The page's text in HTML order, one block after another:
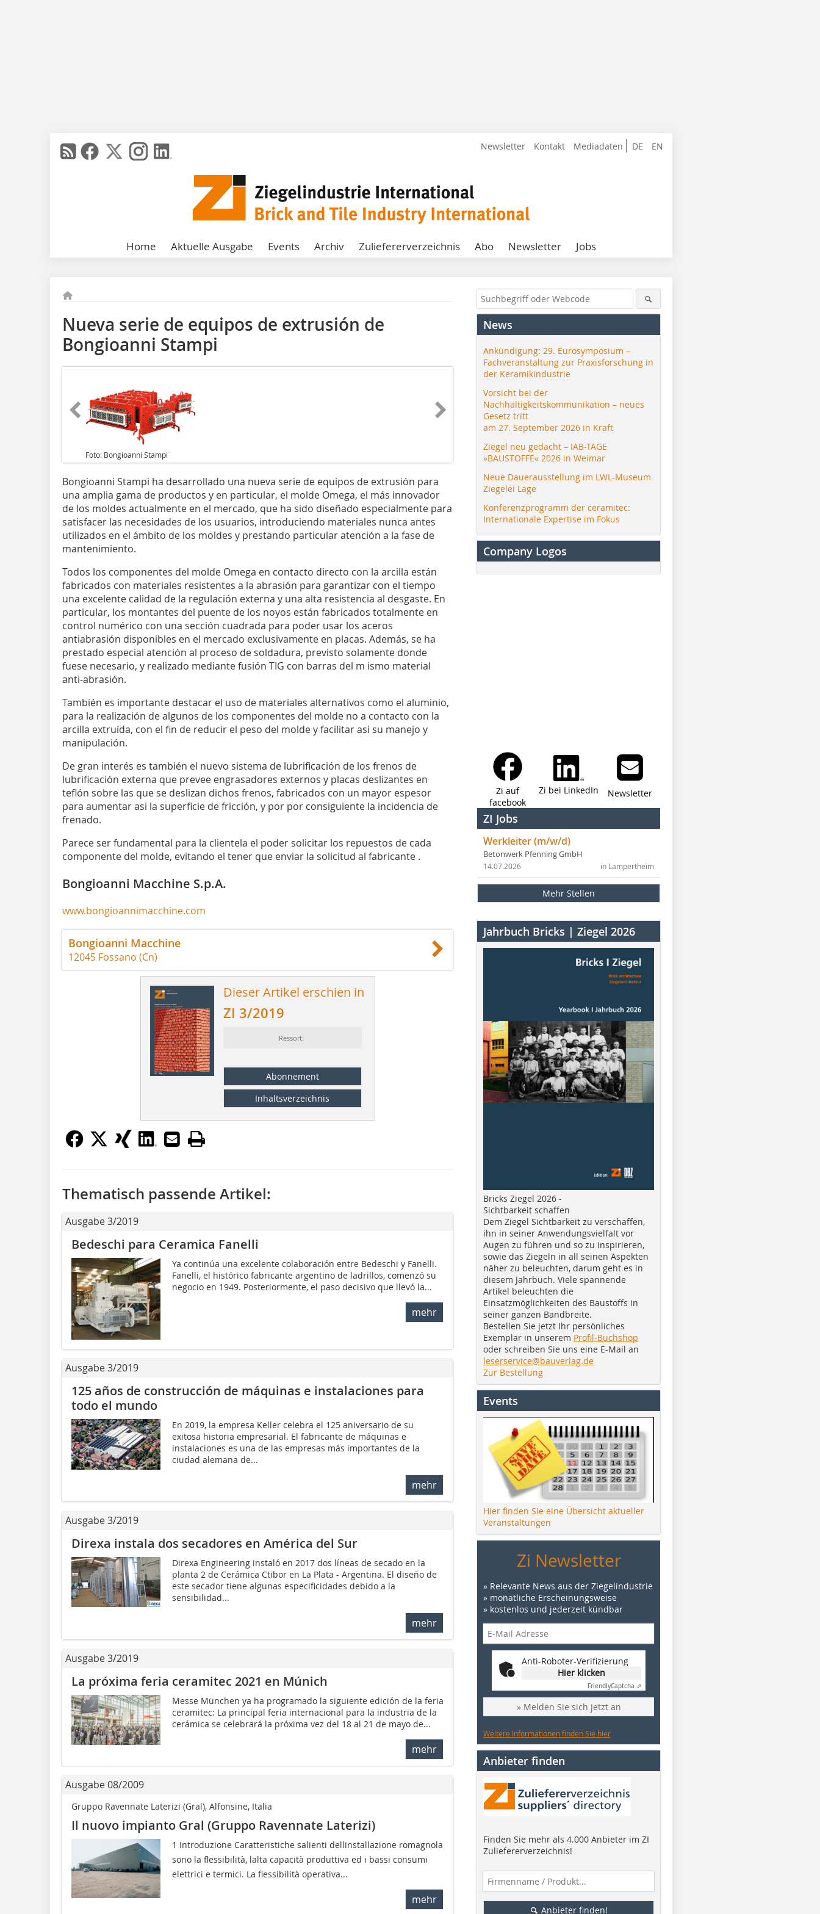
DE EN
Newsletter Kontakt Mediadaten
Home Aktuelle Ausgabe Events Archiv Zuliefererverzeichnis Abo Newsletter Jobs
Nueva serie de equipos de extrusión de
Bongioanni Stampi
Foto: Bongioanni Stampi
Bongioanni Stampi ha desarrollado una nueva serie de equipos de extrusión para
una amplia gama de productos y en particular, el molde Omega, el más innovador
de los moldes actualmente en el mercado, que ha sido diseñado especialmente para
satisfacer las necesidades de los usuarios, introduciendo materiales nunca antes
utilizados en el ámbito de los moldes y prestando particular atención a la fase de
mantenimiento.
Todos los componentes del molde Omega en contacto directo con la arcilla están
fabricados con materiales resistentes a la abrasión para garantizar con el tiempo
una excelente calidad de la regulación externa y una alta resistencia al desgaste. En
particular, los montantes del puente de los noyos están fabricados totalmente en
control numérico con una sección cuadrada para poder usar los aceros
antiabrasión disponibles en el mercado exclusivamente en placas. Además, se ha
prestado especial atención al proceso de soldadura, previsto solamente donde
fuese necesario, y realizado mediante fusión TIG con barras del m ismo material
anti-abrasión.
También es importante destacar el uso de materiales alternativos como el aluminio,
para la realización de algunos de los componentes del molde no a contacto con la
arcilla extruída, con el fin de reducir el peso del molde y facilitar asi su manejo y
manipulación.
De gran interés es también el nuevo sistema de lubrificación de los frenos de
lubrificación externa que prevee engrasadores externos y placas deslizantes en
teflón sobre las que se deslizan dichos frenos, fabricados con un mayor espesor
para aumentar asi la superficie de fricción, y por por consiguiente la incidencia de
frenado.
Parece ser fundamental para la clientela el poder solicitar los repuestos de cada
componente del molde, evitando el tener que enviar la solicitud al fabricante .
Bongioanni Macchine S.p.A.
www.bongioannimacchine.com
Bongioanni Macchine
12045 Fossano (Cn)
Dieser Artikel erschien in
ZI 3/2019
Ressort:
Abonnement
Inhaltsverzeichnis
Thematisch passende Artikel:
Ausgabe 3/2019
Bedeschi para Ceramica Fanelli
Ya continúa una excelente colaboración entre Bedeschi y Fanelli.
Fanelli, el histórico fabricante argentino de ladrillos, comenzó su
negocio en 1949. Posteriormente, el paso decisivo que llevó la...
mehr
Ausgabe 3/2019
125 años de construcción de máquinas e instalaciones para
todo el mundo
En 2019, la empresa Keller celebra el 125 aniversario de su
exitosa historia empresarial. El fabricante de máquinas e
instalaciones es una de las empresas más importantes de la
ciudad alemana de...
mehr
Ausgabe 3/2019
Direxa instala dos secadores en América del Sur
Direxa Engineering instaló en 2017 dos líneas de secado en la
planta 2 de Cerámica Ctibor en La Plata - Argentina. El diseño de
este secador tiene algunas especificidades debido a la
sensibilidad...
mehr
Ausgabe 3/2019
La próxima feria ceramitec 2021 en Múnich
Messe München ya ha programado la siguiente edición de la feria
ceramitec: La principal feria internacional para la industria de la
cerámica se celebrará la próxima vez del 18 al 21 de mayo de...
mehr
Ausgabe 08/2009
Gruppo Ravennate Laterizi (Gral), Alfonsine, Italia
Il nuovo impianto Gral (Gruppo Ravennate Laterizi)
1 Introduzione Caratteristiche salienti dellinstallazione romagnola
sono la flessibilità, lalta capacità produttiva ed i bassi consumi
elettrici e termici. La flessibilità operativa...
mehr
News
Ankündigung: 29. Eurosymposium –
Fachveranstaltung zur Praxisforschung in
der Keramikindustrie
Vorsicht bei der
Nachhaltigkeitskommunikation – neues
Gesetz tritt
am 27. September 2026 in Kraft
Ziegel neu gedacht – IAB-TAGE
»BAUSTOFFE« 2026 in Weimar
Neue Dauerausstellung im LWL-Museum
Ziegelei Lage
Konferenzprogramm der ceramitec:
Internationale Expertise im Fokus
Company Logos
Zi auf
facebook
Zi bei LinkedIn Newsletter
ZI Jobs
Werkleiter (m/w/d)
Betonwerk Pfenning GmbH
in Lampertheim
14.07.2026
Mehr Stellen
Jahrbuch Bricks | Ziegel 2026
Bricks Ziegel 2026 -
Sichtbarkeit schaffen
Dem Ziegel Sichtbarkeit zu verschaffen,
ihn in seiner Anwendungsvielfalt vor
Augen zu führen und so zu inspirieren,
sowie das Ziegeln in all seinen Aspekten
näher zu beleuchten, darum geht es in
diesem Jahrbuch. Viele spannende
Artikel beleuchten die
Einsatzmöglichkeiten des Baustoffs in
seiner ganzen Bandbreite.
Bestellen Sie jetzt Ihr persönliches
Exemplar in unserem Profil-Buchshop
oder schreiben Sie uns eine E-Mail an
leserservice@bauverlag.de
Zur Bestellung
Events
Hier finden Sie eine Übersicht aktueller
Veranstaltungen
Zi Newsletter
» Relevante News aus der Ziegelindustrie
» monatliche Erscheinungsweise
» kostenlos und jederzeit kündbar
Anti-Roboter-Verifizierung
Hier klicken
FriendlyCaptcha ⇗
» Melden Sie sich jetzt an
Weitere Informationen finden Sie hier
Anbieter finden
Finden Sie mehr als 4.000 Anbieter im ZI
Zuliefererverzeichnis!
Anbieter finden!